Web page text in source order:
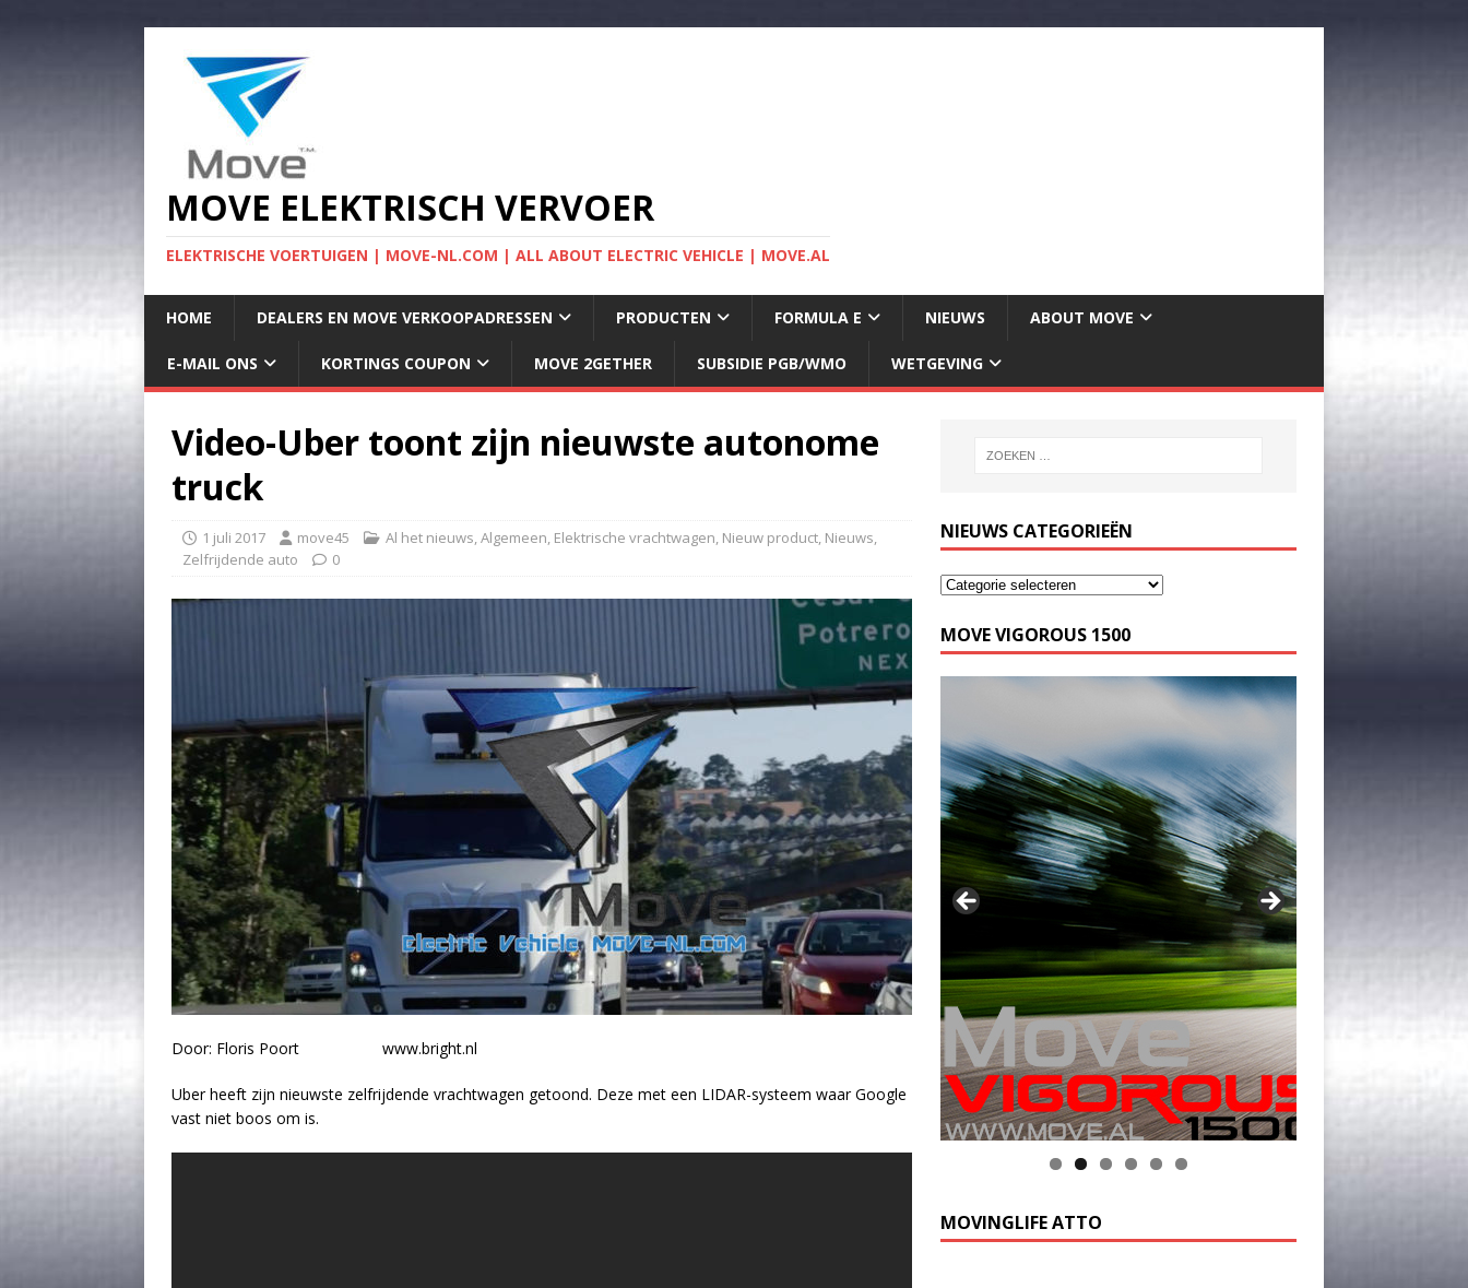
MOVE ELEKTRISCH VERVOER
ELEKTRISCHE VOERTUIGEN | MOVE-NL.COM | ALL ABOUT ELECTRIC VEHICLE | MOVE.AL
HOME DEALERS EN MOVE VERKOOPADRESSEN PRODUCTEN FORMULA E NIEUWS ABOUT MOVE
E-MAIL ONS KORTINGS COUPON MOVE 2GETHER SUBSIDIE PGB/WMO WETGEVING
Video-Uber toont zijn nieuwste autonome
truck
1 juli 2017 move45 Al het nieuws,Algemeen, Elektrische vrachtwagen, Nieuw product, Nieuws,
Zelfrijdende auto
0
Door: Floris Poort www.bright.nl
Uber heeft zijn nieuwste zelfrijdende vrachtwagen getoond. Deze met een LIDAR-systeem waar Google
vast niet boos om is.
NIEUWS CATEGORIEËN
MOVE VIGOROUS 1500
Klik op de foto voor meer informatie
MOVINGLIFE ATTO